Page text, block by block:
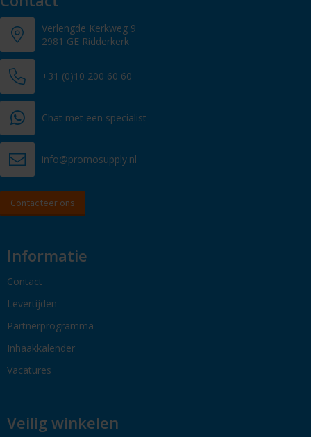
Verlengde Kerkweg 9
2981 GE Ridderkerk
+31 (0)10 200 60 60
Chat met een specialist
info@promosupply.nl
Contacteer ons
Informatie
Contact
Levertijden
Partnerprogramma
Inhaakkalender
Vacatures
Veilig winkelen